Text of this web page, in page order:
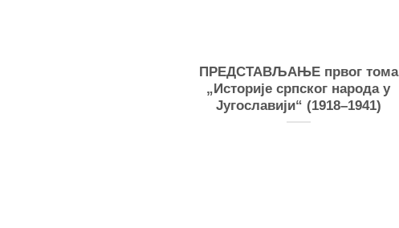
ПРЕДСТАВЉАЊЕ првог тома
„Историје српског народа у
Југославији“ (1918–1941)